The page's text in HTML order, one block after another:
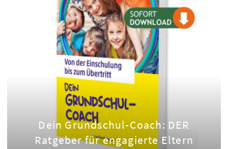
Dein Grundschul-Coach: DER
Ratgeber für engagierte Eltern